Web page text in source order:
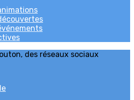
des réseaux sociaux